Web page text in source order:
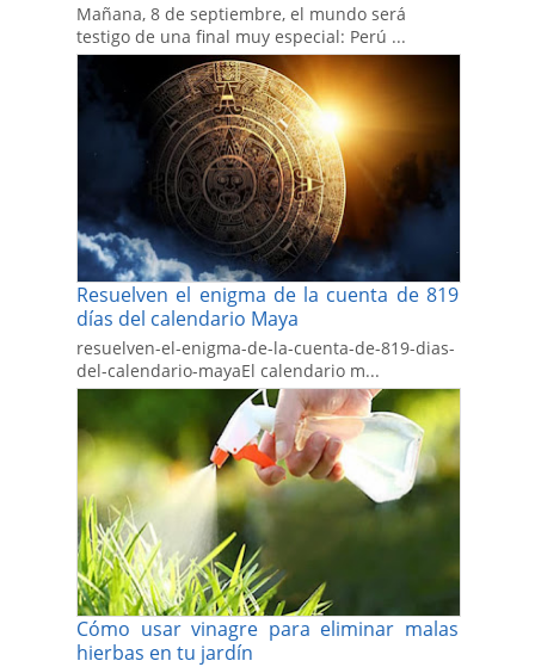
Mañana, 8 de septiembre, el mundo será
testigo de una final muy especial: Perú ...
Resuelven el enigma de la cuenta de 819
días del calendario Maya
resuelven-el-enigma-de-la-cuenta-de-819-dias-
del-calendario-mayaEl calendario m...
Cómo usar vinagre para eliminar malas
hierbas en tu jardín